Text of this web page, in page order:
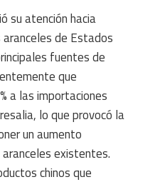
su atención hacia
de Estados
fuentes de
que
a las importaciones
lo que provocó la
un aumento
existentes.
chinos que